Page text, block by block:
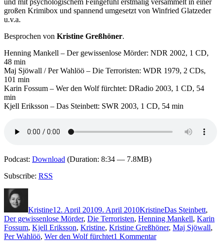
großen Krimibox und spannend umgesetzt von Winfried Glatzeder
u.v.a.
Besprochen von Kristine Greßhöner.
Henning Mankell – Der gewissenlose Mörder: NDR 2002, 1 CD,
48 min
Maj Sjöwall / Per Wahlöö – Die Terroristen: WDR 1979, 2 CDs,
101 min
Karin Fossum – Wer den Wolf fürchtet: DRadio 2003, 1 CD, 54
min
Kjell Eriksson – Das Steinbett: SWR 2003, 1 CD, 54 min
Podcast: Download (Duration: 8:34 — 7.8MB)
Subscribe: RSS
Kristine12. April 20109. April 2010KristineDas Steinbett,
Der gewissenlose Mörder, Die Terroristen, Henning Mankell, Karin
Fossum, Kjell Eriksson, Kristine, Kristine Greßhöner, Maj Sjöwall,
Per Wahlöö, Wer den Wolf fürchtet1 Kommentarzu